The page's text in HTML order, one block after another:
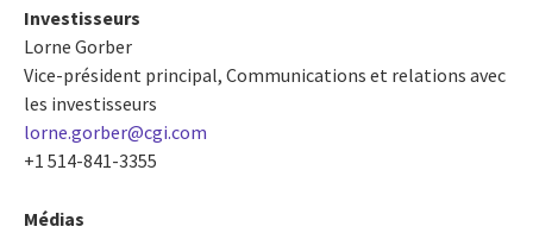
Investisseurs
Lorne Gorber
Vice-président principal, Communications et relations avec
les investisseurs
lorne.gorber@cgi.com
+1 514-841-3355
Médias